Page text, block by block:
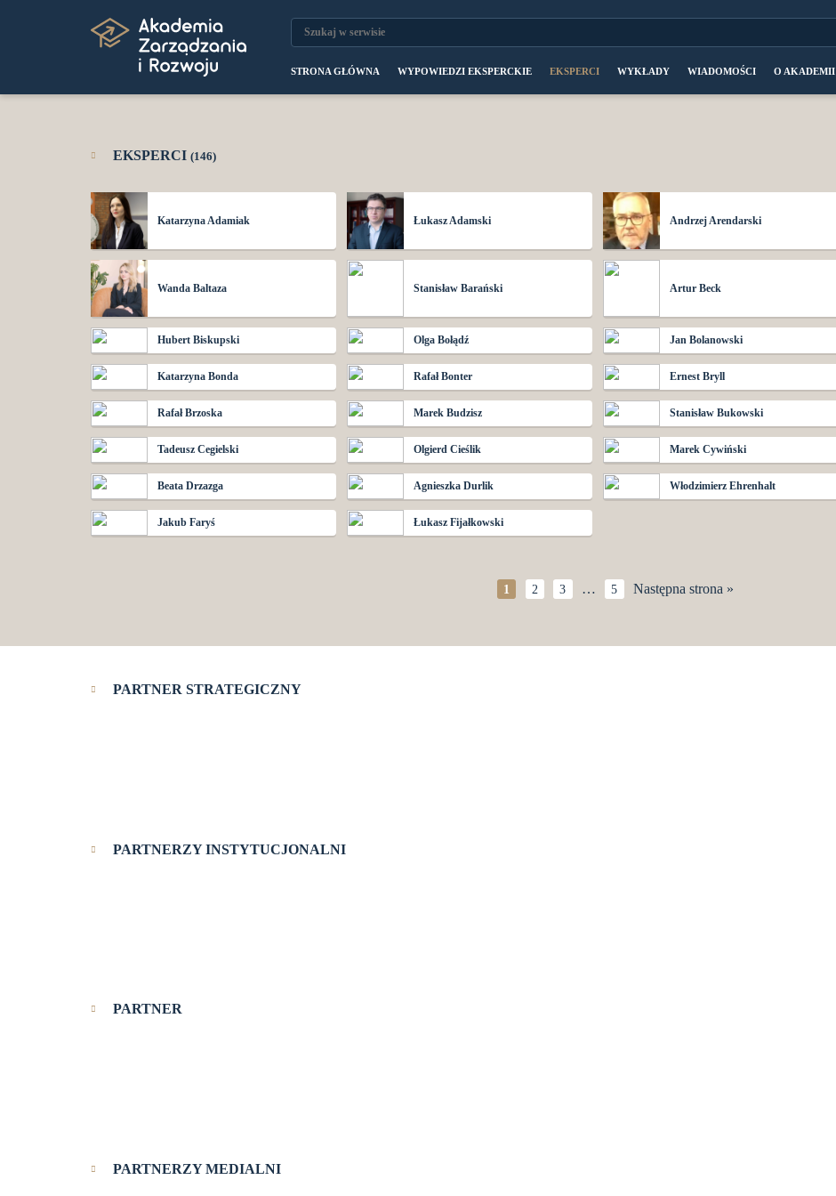
STRONA GŁÓWNA WYPOWIEDZI EKSPERCKIE EKSPERCI WYKŁADY WIADOMOŚCI O AKADEMII
EKSPERCI(146)
Katarzyna Adamiak Łukasz Adamski Andrzej Arendarski
Wanda Baltaza Stanisław Barański Artur Beck
Hubert Biskupski Olga Bołądź Jan Bolanowski
Katarzyna Bonda Rafał Bonter Ernest Bryll
Rafał Brzoska Marek Budzisz Stanisław Bukowski
Tadeusz Cegielski Olgierd Cieślik Marek Cywiński
Beata Drzazga Agnieszka Durlik Włodzimierz Ehrenhalt
Jakub Faryś Łukasz Fijałkowski
1 2 3 … 5 Następna strona »
PARTNER STRATEGICZNY
PARTNERZY INSTYTUCJONALNI
PARTNER
PARTNERZY MEDIALNI